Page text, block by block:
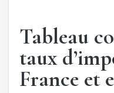
Tableau
taux
France et